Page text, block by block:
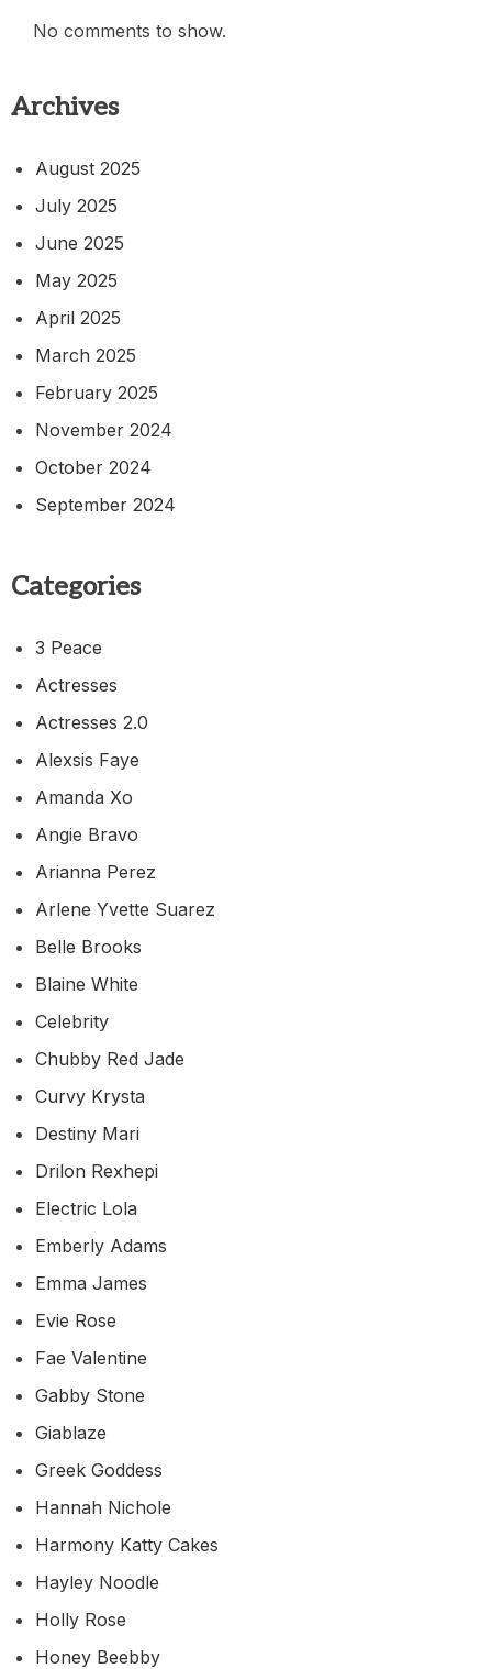
No comments to show.
Archives
August 2025
July 2025
June 2025
May 2025
April 2025
March 2025
February 2025
November 2024
October 2024
September 2024
Categories
3 Peace
Actresses
Actresses 2.0
Alexsis Faye
Amanda Xo
Angie Bravo
Arianna Perez
Arlene Yvette Suarez
Belle Brooks
Blaine White
Celebrity
Chubby Red Jade
Curvy Krysta
Destiny Mari
Drilon Rexhepi
Electric Lola
Emberly Adams
Emma James
Evie Rose
Fae Valentine
Gabby Stone
Giablaze
Greek Goddess
Hannah Nichole
Harmony Katty Cakes
Hayley Noodle
Holly Rose
Honey Beebby